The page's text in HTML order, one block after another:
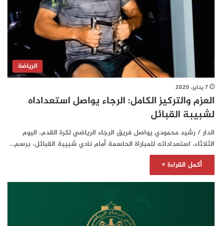
الرياضة
7 يناير، 2020
العزم والتركيز الكامل: الرجاء يواصل استعداداه
لشبيبة القبائل
الدار / رشيد محمودي يواصل فريق الرجاء الرياضي لكرة القدم، اليوم
الثلاثاء، استعداداته للمباراة الحاسمة أمام نادي شبيبة القبائل، برسم…
أكمل القراءة »